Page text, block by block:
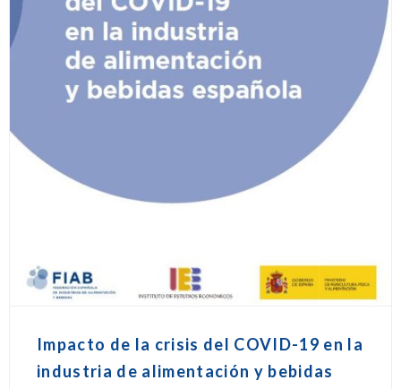
Impacto de la crisis del COVID-19 en la
industria de alimentación y bebidas